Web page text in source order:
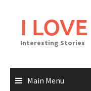
I
Interesting Stories
Main Menu